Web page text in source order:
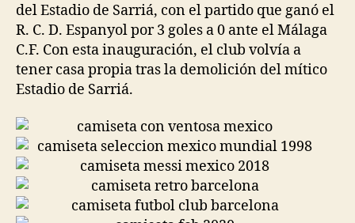
del Estadio de Sarriá, con el partido que ganó el
R. C. D. Espanyol por 3 goles a 0 ante el Málaga
C.F. Con esta inauguración, el club volvía a
tener casa propia tras la demolición del mítico
Estadio de Sarriá.